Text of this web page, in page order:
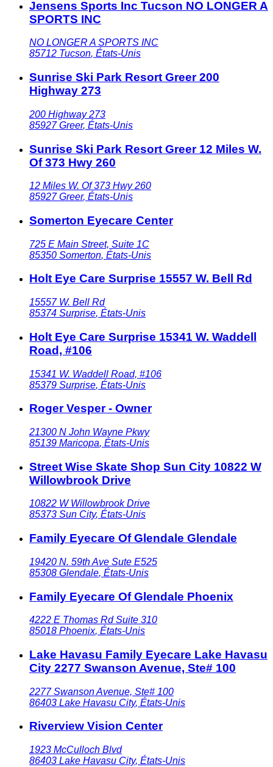
Jensens Sports Inc Tucson NO LONGER A
SPORTS INC
NO LONGER A SPORTS INC
85712 Tucson, États-Unis
Sunrise Ski Park Resort Greer 200
Highway 273
200 Highway 273
85927 Greer, États-Unis
Sunrise Ski Park Resort Greer 12 Miles W.
Of 373 Hwy 260
12 Miles W. Of 373 Hwy 260
85927 Greer, États-Unis
Somerton Eyecare Center
725 E Main Street, Suite 1C
85350 Somerton, États-Unis
Holt Eye Care Surprise 15557 W. Bell Rd
15557 W. Bell Rd
85374 Surprise, États-Unis
Holt Eye Care Surprise 15341 W. Waddell
Road, #106
15341 W. Waddell Road, #106
85379 Surprise, États-Unis
Roger Vesper - Owner
21300 N John Wayne Pkwy
85139 Maricopa, États-Unis
Street Wise Skate Shop Sun City 10822 W
Willowbrook Drive
10822 W Willowbrook Drive
85373 Sun City, États-Unis
Family Eyecare Of Glendale Glendale
19420 N. 59th Ave Sute E525
85308 Glendale, États-Unis
Family Eyecare Of Glendale Phoenix
4222 E Thomas Rd Suite 310
85018 Phoenix, États-Unis
Lake Havasu Family Eyecare Lake Havasu
City 2277 Swanson Avenue, Ste# 100
2277 Swanson Avenue, Ste# 100
86403 Lake Havasu City, États-Unis
Riverview Vision Center
1923 McCulloch Blvd
86403 Lake Havasu City, États-Unis